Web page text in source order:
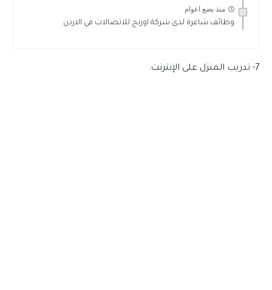
منذ بضع اعوام
وظائف شاغرة لدى شركة اورنج للاتصالات في الاردن
7- تدريب المنزل على الإنترنت.